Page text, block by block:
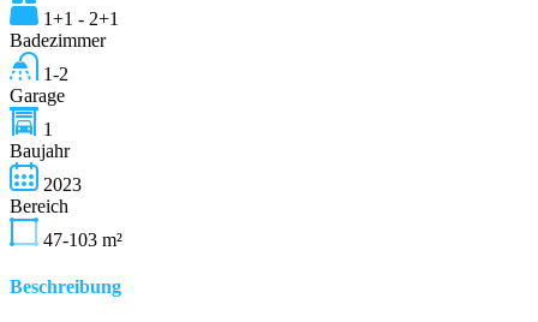
1+1 - 2+1
Badezimmer
1-2
Garage
1
Baujahr
2023
Bereich
47-103 m²
Beschreibung